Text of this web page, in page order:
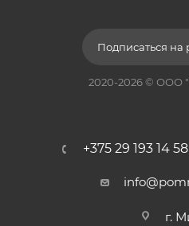
Подписаться на
2020-2026 © ООО
+375 29 193 14 58
г.